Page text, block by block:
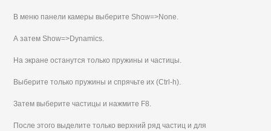
В меню панели камеры выберите Show=>None.
А затем Show=>Dynamics.
На экране останутся только пружины и частицы.
Выберите только пружины и спрячьте их (Ctrl-h).
Затем выберите частицы и нажмите F8.
После этого выделите только верхний ряд частиц и для